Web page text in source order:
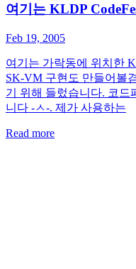
여기는 KLDP
Feb 19, 2005
여기는 가락동에 위치한
SK-VM 구현도 만들어볼
기 위해 들렀습니다. 코드
니다 -ㅅ-. 제가 사용하는
Read more